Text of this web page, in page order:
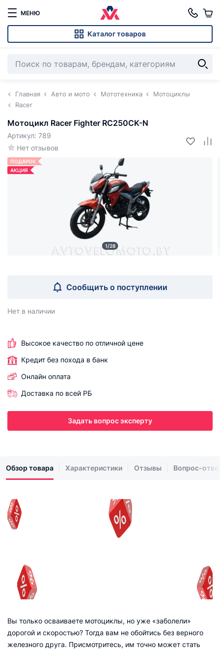
МЕНЮ
Каталог товаров
Главная Авто и мото Мототехника
Мотоциклы
Racer
Мотоцикл Racer Fighter RC250CK-N
Нет отзывов
Артикул: 789
ПОДАРОК
АКЦИЯ
1/28
Сообщить о поступлении
Нет в наличии
Высокое качество по отличной цене
Кредит без похода в банк
Онлайн оплата
Доставка по всей РБ
Задать вопрос эксперту
Обзор товара Характеристики Отзывы Вопрос-
Вы только осваиваете мотоциклы, но уже «заболели»
дорогой и скоростью? Тогда вам не обойтись без верного
железного друга. Присмотритесь, им точно может стать